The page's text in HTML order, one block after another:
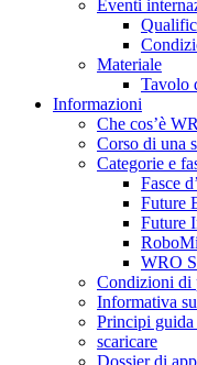
Eventi
Materiale
Tavolo
Informazioni
Che cos’è
Corso di una
Categorie e
Fasce
Future
Future
WRO
Condizioni di
Informativa
Principi
scaricare
Dossier di